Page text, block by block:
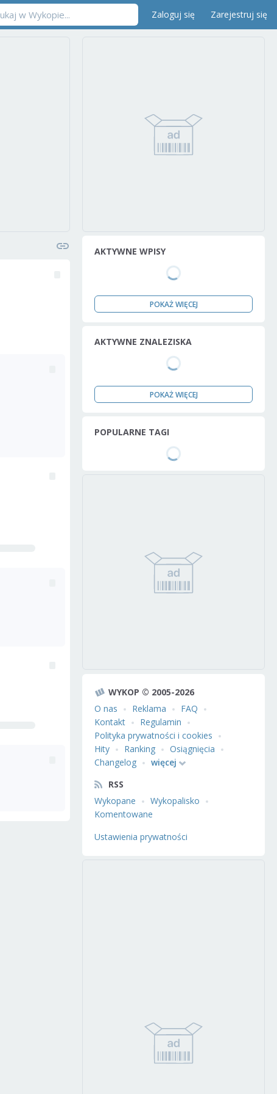
Zaloguj się Zarejestruj się
AKTYWNE WPISY
POKAŻ WIĘCEJ
AKTYWNE ZNALEZISKA
POKAŻ WIĘCEJ
POPULARNE TAGI
WYKOP © 2005-2026
O nas
Reklama
FAQ
Kontakt
Regulamin
Polityka prywatności i cookies
Hity
Ranking
Osiągnięcia
Changelog
więcej
RSS
Wykopane
Wykopalisko
Komentowane
Ustawienia prywatności